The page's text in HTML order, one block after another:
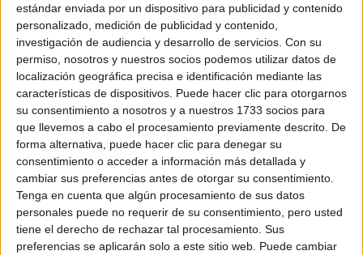
estándar enviada por un dispositivo para publicidad y contenido
personalizado, medición de publicidad y contenido,
investigación de audiencia y desarrollo de servicios. Con su
permiso, nosotros y nuestros socios podemos utilizar datos de
localización geográfica precisa e identificación mediante las
características de dispositivos. Puede hacer clic para otorgarnos
su consentimiento a nosotros y a nuestros 1733 socios para
que llevemos a cabo el procesamiento previamente descrito. De
forma alternativa, puede hacer clic para denegar su
consentimiento o acceder a información más detallada y
cambiar sus preferencias antes de otorgar su consentimiento.
Tenga en cuenta que algún procesamiento de sus datos
personales puede no requerir de su consentimiento, pero usted
tiene el derecho de rechazar tal procesamiento. Sus
preferencias se aplicarán solo a este sitio web. Puede cambiar
A 1 usuarios les interesa estudiar aquí Ver todos
Mapa